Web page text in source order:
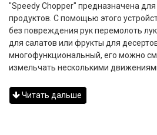
"Speedy Chopper" предназначена
продуктов. С помощью этого
без повреждения рук перемолоть
для салатов или фрукты для
многофункциональный, его можно
измельчать несколькими
Читать дальше